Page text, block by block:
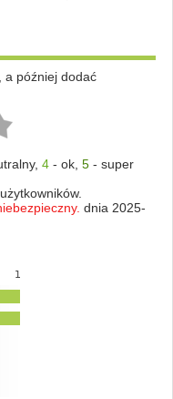
a później dodać
, 4- ok, 5- super
dnia 2025-